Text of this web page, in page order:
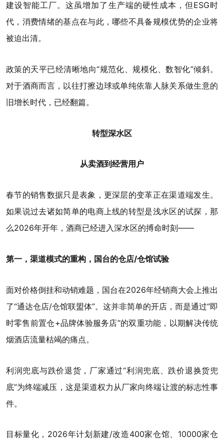
建设智能工厂。这虽增加了生产端的硬性成本，但ESG时
代，消费情绪的基点在与此，哪些不具备规模优势的企业将
被迫出清。
政策的天平已经清晰地向“规范化、规模化、数智化”倾斜。
对于酒商而言，以往打擦边球或单纯依靠人脉关系做生意的
旧增长时代，已经翻篇。
转型深水区
从卖酒到经营用户
春节的销售数据只是表象，更深层的变革正在渠道端发生。
如果说过去诸如简单的电商上线的转型是浅水区的试探，那
么2026年开年，酒商已经进入深水区的搏命时刻——
第一，渠道模式的重构，国台的仓店/仓馆试验
面对价格倒挂和动销难题，国台在2026年经销商大会上推出
了“通达仓店/仓馆联盟体”。这并非简单的开店，而是通过“即
时零售前置仓+品牌体验服务店”的双重功能，以期解决传统
烟酒店流量枯竭的痛点。
利润兜底与跌价退货，厂家通过“利润兜底、跌价退换货兜
底”为终端减压，这是渠道权力从厂家向终端让渡的标志性事
件。
目标量化，2026年计划新建/改造400家仓馆、10000家仓